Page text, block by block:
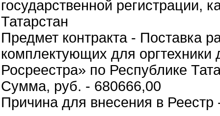
государственной регистрации,
Татарстан
Предмет контракта - Поставка
комплектующих для
Росреестра» по Республике
Сумма, руб. - 680666,00
Причина для внесения в Реестр